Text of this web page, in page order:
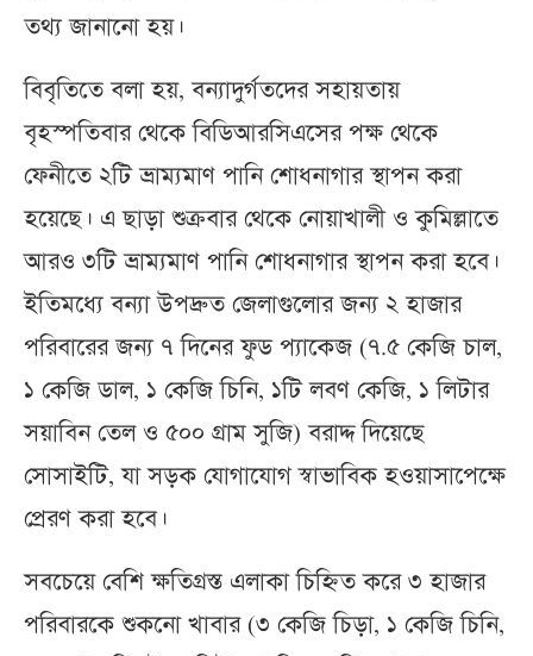
তথ্য জানানো হয়।
বিবৃতিতে বলা হয়, বন্যাদুর্গতদের সহায়তায়
বৃহস্পতিবার থেকে বিডিআরসিএসের পক্ষ থেকে
ফেনীতে ২টি ভ্রাম্যমাণ পানি শোধনাগার স্থাপন করা
হয়েছে। এ ছাড়া শুক্রবার থেকে নোয়াখালী ও কুমিল্লাতে
আরও ৩টি ভ্রাম্যমাণ পানি শোধনাগার স্থাপন করা হবে।
ইতিমধ্যে বন্যা উপদ্রুত জেলাগুলোর জন্য ২ হাজার
পরিবারের জন্য ৭ দিনের ফুড প্যাকেজ (৭.৫ কেজি চাল,
১ কেজি ডাল, ১ কেজি চিনি, ১টি লবণ কেজি, ১ লিটার
সয়াবিন তেল ও ৫০০ গ্রাম সুজি) বরাদ্দ দিয়েছে
সোসাইটি, যা সড়ক যোগাযোগ স্বাভাবিক হওয়াসাপেক্ষে
প্রেরণ করা হবে।
সবচেয়ে বেশি ক্ষতিগ্রস্ত এলাকা চিহ্নিত করে ৩ হাজার
পরিবারকে শুকনো খাবার (৩ কেজি চিড়া, ১ কেজি চিনি,